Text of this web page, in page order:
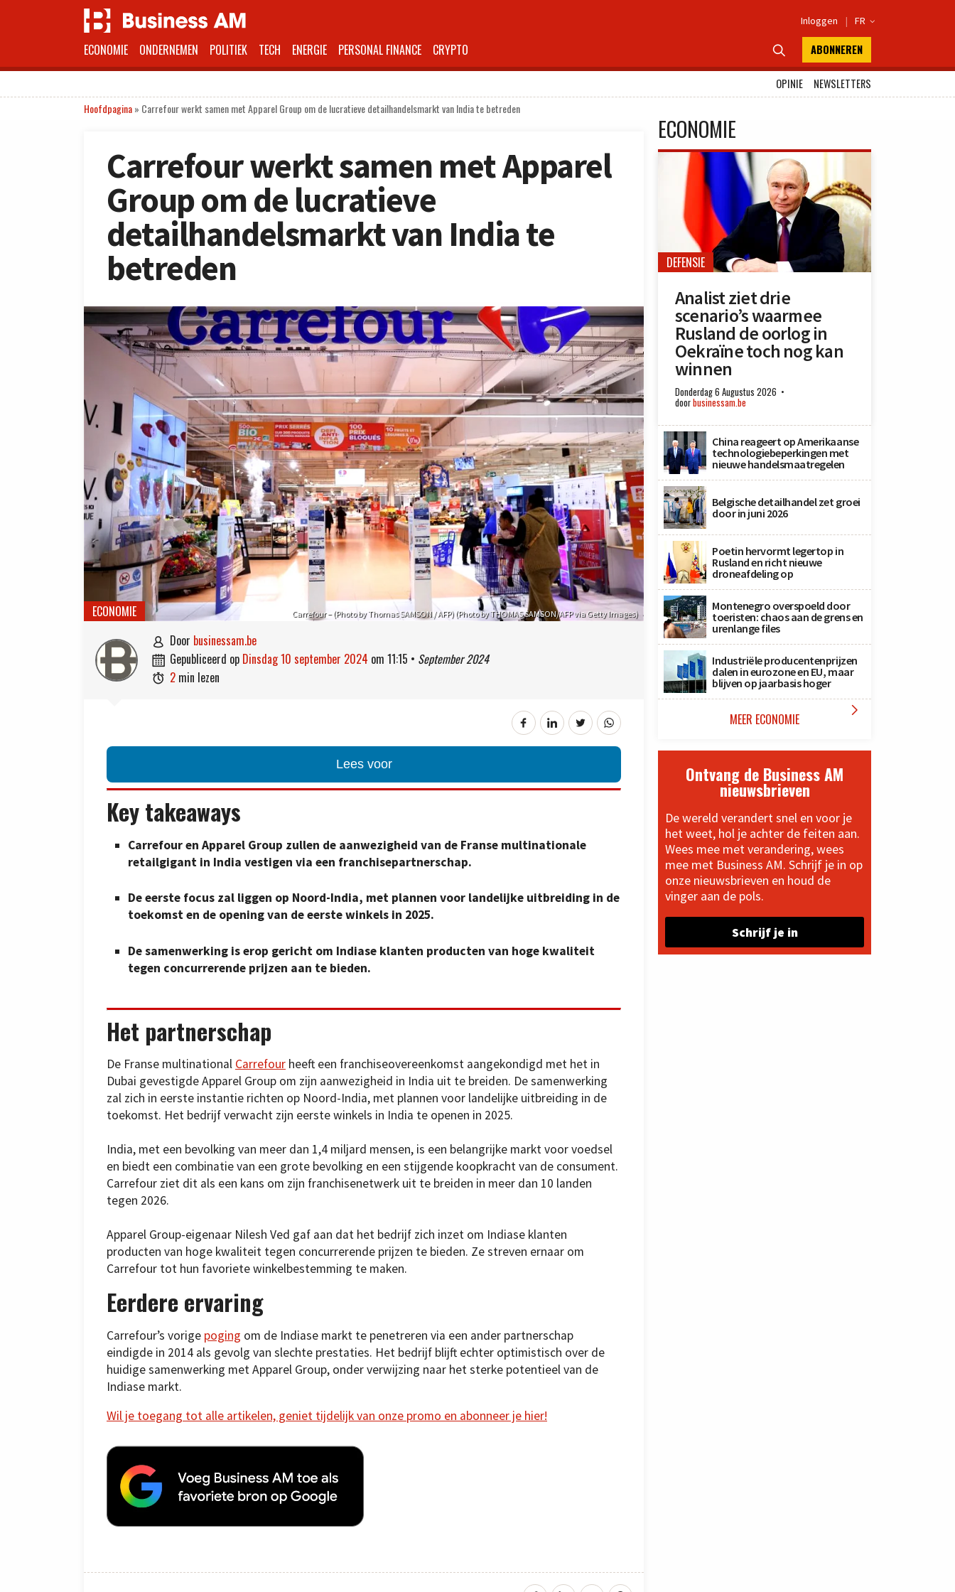
Inloggen | FR 
ECONOMIE ONDERNEMEN POLITIEK TECH ENERGIE PERSONAL FINANCE CRYPTO  ABONNEREN
OPINIE
NEWSLETTERS
Hoofdpagina» Carrefour werkt samen met Apparel Group om de lucratieve detailhandelsmarkt van India te betreden
Carrefour werkt samen met Apparel
Group om de lucratieve
detailhandelsmarkt van India te
betreden
Carrefour – (Photo by Thomas SAMSON / AFP) (Photo by THOMAS SAMSON/AFP via Getty Images)
ECONOMIE
 door businessam.be
 gepubliceerd op dinsdag 10 september 2024 om 11:15 • September 2024
 2 min lezen
Lees voor
Key takeaways
Carrefour en Apparel Group zullen de aanwezigheid van de Franse multinationale
retailgigant in India vestigen via een franchisepartnerschap.
De eerste focus zal liggen op Noord-India, met plannen voor landelijke uitbreiding in de
toekomst en de opening van de eerste winkels in 2025.
De samenwerking is erop gericht om Indiase klanten producten van hoge kwaliteit
tegen concurrerende prijzen aan te bieden.
Het partnerschap
De Franse multinational Carrefour heeft een franchiseovereenkomst aangekondigd met het in
Dubai gevestigde Apparel Group om zijn aanwezigheid in India uit te breiden. De samenwerking
zal zich in eerste instantie richten op Noord-India, met plannen voor landelijke uitbreiding in de
toekomst. Het bedrijf verwacht zijn eerste winkels in India te openen in 2025.
India, met een bevolking van meer dan 1,4 miljard mensen, is een belangrijke markt voor voedsel
en biedt een combinatie van een grote bevolking en een stijgende koopkracht van de consument.
Carrefour ziet dit als een kans om zijn franchisenetwerk uit te breiden in meer dan 10 landen
tegen 2026.
Apparel Group-eigenaar Nilesh Ved gaf aan dat het bedrijf zich inzet om Indiase klanten
producten van hoge kwaliteit tegen concurrerende prijzen te bieden. Ze streven ernaar om
Carrefour tot hun favoriete winkelbestemming te maken.
Eerdere ervaring
Carrefour’s vorige poging om de Indiase markt te penetreren via een ander partnerschap
eindigde in 2014 als gevolg van slechte prestaties. Het bedrijf blijft echter optimistisch over de
huidige samenwerking met Apparel Group, onder verwijzing naar het sterke potentieel van de
Indiase markt.
Wil je toegang tot alle artikelen, geniet tijdelijk van onze promo en abonneer je hier!
ECONOMIE
DEFENSIE
Analist ziet drie
scenario’s waarmee
Rusland de oorlog in
Oekraïne toch nog kan
winnen
Donderdag 6 Augustus 2026
doorbusinessam.be
China reageert op Amerikaanse
technologiebeperkingen met
nieuwe handelsmaatregelen
Belgische detailhandel zet groei
door in juni 2026
Poetin hervormt legertop in
Rusland en richt nieuwe
droneafdeling op
Montenegro overspoeld door
toeristen: chaos aan de grens en
urenlange files
Industriële producentenprijzen
dalen in eurozone en EU, maar
blijven op jaarbasis hoger
MEER ECONOMIE 
Ontvang de Business AM
nieuwsbrieven
De wereld verandert snel en voor je
het weet, hol je achter de feiten aan.
Wees mee met verandering, wees
mee met Business AM. Schrijf je in op
onze nieuwsbrieven en houd de
vinger aan de pols.
Schrijf je in